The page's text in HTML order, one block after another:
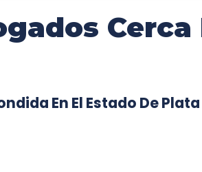
Cerca
En El Estado De Plata